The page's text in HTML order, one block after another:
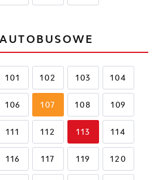
AUTOBUSOWE
101 102 103 104
106 107 108 109
111 112 113 114
116 117 119 120